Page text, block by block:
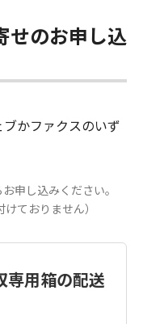
せのお申し込
かファクスのいず
申し込みください。
ておりません）
専用箱の配送